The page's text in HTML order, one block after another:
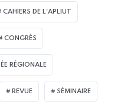
CAHIERS DE L'APLIUT
CONGRÈS
RÉGIONALE
REVUE SÉMINAIRE